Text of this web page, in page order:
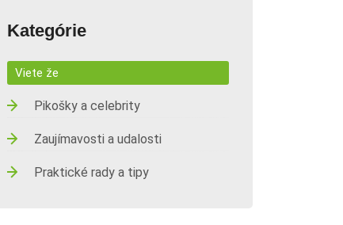
Kategórie
Viete že
Pikošky a celebrity
Zaujímavosti a udalosti
Praktické rady a tipy